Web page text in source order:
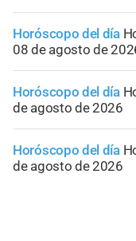
Horóscopo del día
08 de agosto de
Horóscopo del día
de agosto de 2026
Horóscopo del día
de agosto de 2026